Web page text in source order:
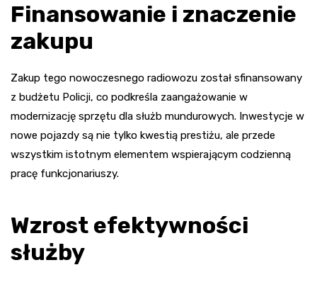
Finansowanie i znaczenie
zakupu
Zakup tego nowoczesnego radiowozu został sfinansowany
z budżetu Policji, co podkreśla zaangażowanie w
modernizację sprzętu dla służb mundurowych. Inwestycje w
nowe pojazdy są nie tylko kwestią prestiżu, ale przede
wszystkim istotnym elementem wspierającym codzienną
pracę funkcjonariuszy.
Wzrost efektywności
służby